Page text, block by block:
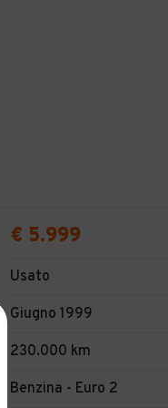
€ 5.999
Usato
Giugno 1999
230.000 km
Benzina - Euro 2